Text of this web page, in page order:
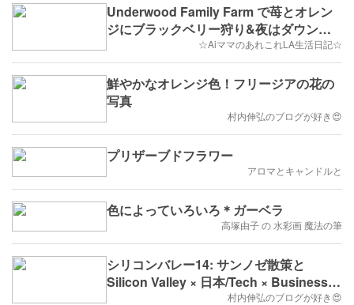
Underwood Family Farm で苺とオレン
ジにブラックベリー狩り&夜はダウンタ
ウンのナイトマーケットへ♫☆AiママのあれこれLA生活日記☆
鮮やかなオレンジ色！フリージアの花の
写真
村内伸弘のブログが好き😍
プリザーブドフラワー
アロマとキャンドルと
色によっていろいろ＊ガーベラ
高塚由子 の 水彩画 魔法の筆
シリコンバレー14: サンノゼ散策と
Silicon Valley × 日本/Tech × Business
村内伸弘のブログが好き😍